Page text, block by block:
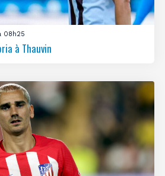
08h25
à Thauvin